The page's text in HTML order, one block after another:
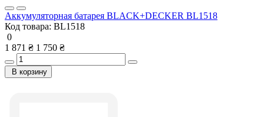
Аккумуляторная батарея BLACK+DECKER BL1518
Код товара: BL1518
0
1 871 ₴ 1 750 ₴
В корзину